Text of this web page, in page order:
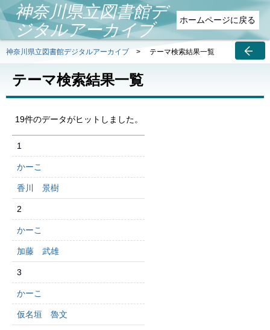
ホームページに戻る
神奈川県立図書館デ
ジタルアーカイブ
神奈川県立図書館デジタルアーカイブ> テーマ検索結果一覧
テーマ検索結果一覧
19件のデータがヒットしました。
1
かーこ
香川 景樹
2
かーこ
加藤 武雄
3
かーこ
仮名垣 魯文